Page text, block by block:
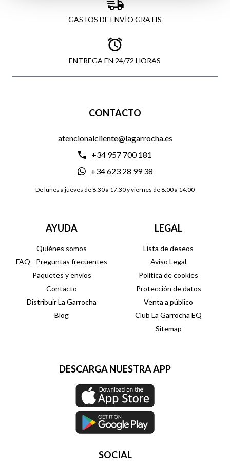
GASTOS DE ENVÍO GRATIS
ENTREGA EN 24/72 HORAS
CONTACTO
atencionalcliente@lagarrocha.es
+34 957 700 181
+34 623 28 99 38
De lunes a jueves de 8:30 a 17:30 y viernes de 8:00 a 14:00
AYUDA
Quiénes somos
FAQ - Preguntas frecuentes
Paquetes y envíos
Contacto
Distribuir La Garrocha
Blog
LEGAL
Lista de deseos
Aviso Legal
Política de cookies
Protección de datos
Venta a público
Club La Garrocha EQ
Sitemap
DESCARGA NUESTRA APP
SOCIAL